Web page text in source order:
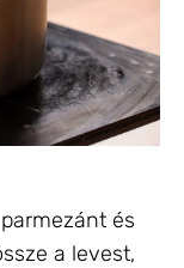
és
a levest,